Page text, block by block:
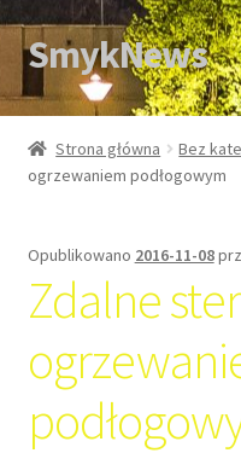
Przejdź
do
nawigacji
Przejdź
do
treści
SmykNews
Strona główna
Strona główna Bez
ogrzewaniem podłogowym
Opublikowano 2016-11-08
Zdalne